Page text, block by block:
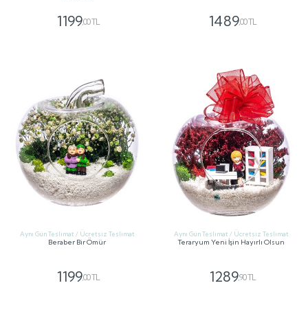
1199,00 TL 1489,00 TL
Aynı Gün Teslimat / Ücretsiz Teslimat
Beraber Bir Ömür
1199,00 TL
Aynı Gün Teslimat / Ücretsiz Teslimat
Teraryum Yeni İşin Hayırlı Olsun
1289,90 TL